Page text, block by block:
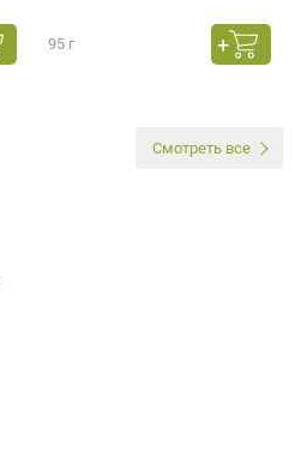
95 г
Смотреть все